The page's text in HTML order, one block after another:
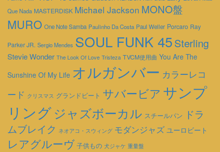
Que Nada MASTERDISK Michael Jackson MONO盤
MURO One Note Samba Paulinho Da Costa Paul Weller Porcaro Ray
Parker JR. Sergio Mendes SOUL FUNK 45Sterling
Stevie Wonder The Look Of Love Tristeza TVCM使用曲 You Are The
Sunshine Of My Life オルガンバー カラーレコ
ード クリスマス グランドビート サバービア サンプ
リングジャズボーカル スチールパン
ドラ
ムブレイク ネオアコ・スウィング モダンジャズ ユーロビート
レアグルーヴ 子供もの 犬ジャケ 重量盤